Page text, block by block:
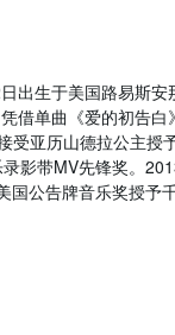
出生于美国路易斯
借单曲《爱的初告
受亚历山德拉公主
影带MV先锋奖。
国公告牌音乐奖授